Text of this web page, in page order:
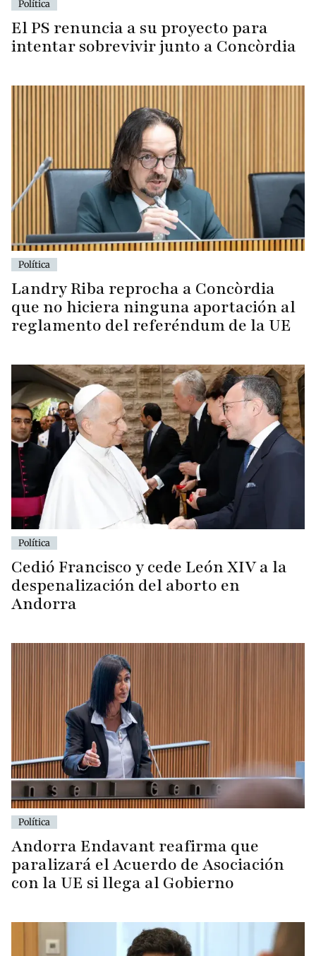
Política
El PS renuncia a su proyecto para
intentar sobrevivir junto a Concòrdia
Política
Landry Riba reprocha a Concòrdia
que no hiciera ninguna aportación al
reglamento del referéndum de la UE
Política
Cedió Francisco y cede León XIV a la
despenalización del aborto en
Andorra
Política
Andorra Endavant reafirma que
paralizará el Acuerdo de Asociación
con la UE si llega al Gobierno